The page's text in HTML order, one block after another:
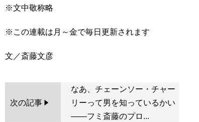
※文中敬称略
※この連載は月～金で毎日更新されます
次の記事
なあ、チェーンソー・チャー
リーって男を知っているかい
――フミ斎藤のプロ...